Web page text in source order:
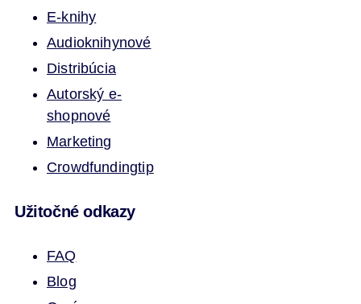
E-knihy
Audioknihynové
Distribúcia
Autorský e-
shopnové
Marketing
Crowdfundingtip
Užitočné odkazy
FAQ
Blog